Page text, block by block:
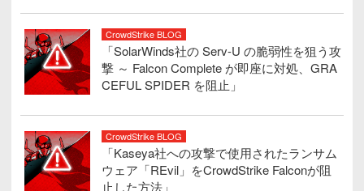
CrowdStrike BLOG
「SolarWinds社の Serv-U の脆弱性を狙う攻
撃 ～ Falcon Complete が即座に対処、GRA
CEFUL SPIDER を阻止」
CrowdStrike BLOG
「Kaseya社への攻撃で使用されたランサム
ウェア「REvil」をCrowdStrike Falconが阻
止した方法」